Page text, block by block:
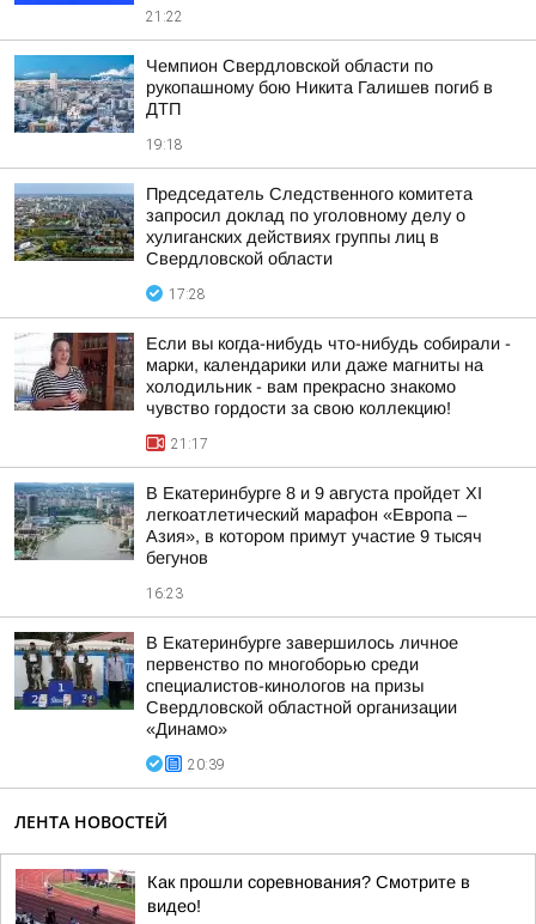
21:22
Чемпион Свердловской области по
рукопашному бою Никита Галишев погиб в
ДТП
19:18
Председатель Следственного комитета
запросил доклад по уголовному делу о
хулиганских действиях группы лиц в
Свердловской области
17:28
Если вы когда-нибудь что-нибудь собирали -
марки, календарики или даже магниты на
холодильник - вам прекрасно знакомо
чувство гордости за свою коллекцию!
21:17
В Екатеринбурге 8 и 9 августа пройдет XI
легкоатлетический марафон «Европа –
Азия», в котором примут участие 9 тысяч
бегунов
16:23
В Екатеринбурге завершилось личное
первенство по многоборью среди
специалистов-кинологов на призы
Свердловской областной организации
«Динамо»
20:39
ЛЕНТА НОВОСТЕЙ
Как прошли соревнования? Смотрите в
видео!